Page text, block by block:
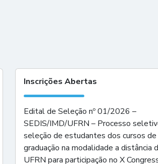
Inscrições Abertas
Edital de Seleção nº 01/2026 –
SEDIS/IMD/UFRN – Processo
seleção de estudantes dos cursos de
graduação na modalidade a distância
UFRN para participação no X